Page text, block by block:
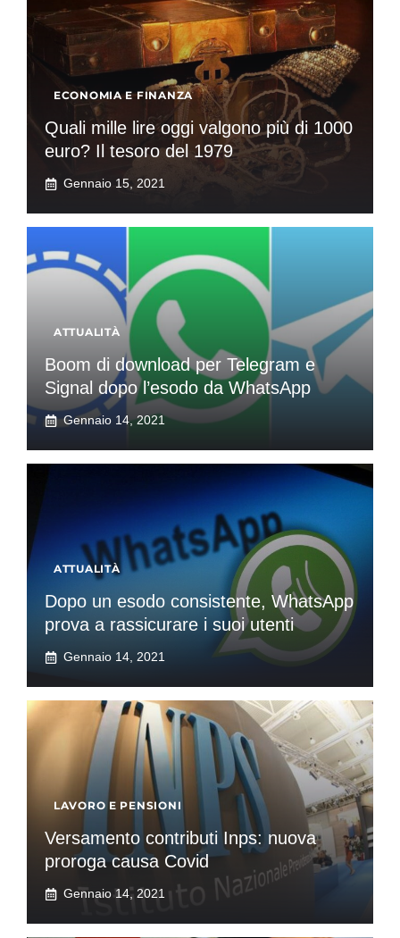
ECONOMIA E FINANZA
Quali mille lire oggi valgono più di 1000
euro? Il tesoro del 1979
Gennaio 15, 2021
ATTUALITÀ
Boom di download per Telegram e
Signal dopo l’esodo da WhatsApp
Gennaio 14, 2021
ATTUALITÀ
Dopo un esodo consistente, WhatsApp
prova a rassicurare i suoi utenti
Gennaio 14, 2021
LAVORO E PENSIONI
Versamento contributi Inps: nuova
proroga causa Covid
Gennaio 14, 2021